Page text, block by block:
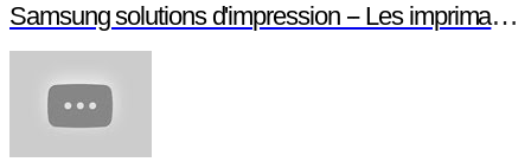
Samsung solutions d'impression -- Les